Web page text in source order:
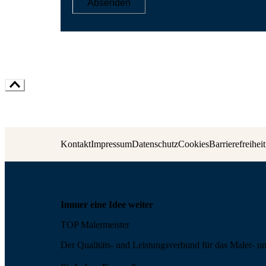
Absenden
KontaktImpressumDatenschutzCookiesBarrierefreiheit
Immer eine Idee weiter
TOP Malermeister
Der Qualitäts- und Leis­tungs­ver­bund für das Maler-